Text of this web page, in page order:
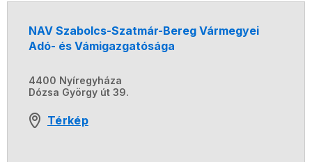
NAV Szabolcs-Szatmár-Bereg Vármegyei
Adó- és Vámigazgatósága
4400 Nyíregyháza
Dózsa György út 39.
Térkép